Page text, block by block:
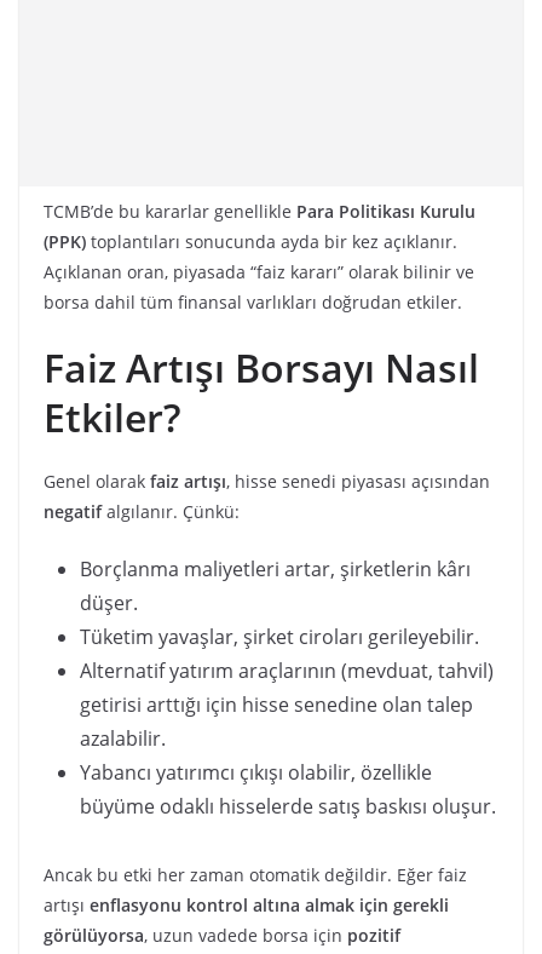
TCMB’de bu kararlar genellikle Para Politikası Kurulu
(PPK) toplantıları sonucunda ayda bir kez açıklanır.
Açıklanan oran, piyasada “faiz kararı” olarak bilinir ve
borsa dahil tüm finansal varlıkları doğrudan etkiler.
Faiz Artışı Borsayı Nasıl
Etkiler?
Genel olarak faiz artışı, hisse senedi piyasası açısından
negatifalgılanır. Çünkü:
Borçlanma maliyetleri artar, şirketlerin kârı
düşer.
Tüketim yavaşlar, şirket ciroları gerileyebilir.
Alternatif yatırım araçlarının (mevduat, tahvil)
getirisi arttığı için hisse senedine olan talep
azalabilir.
Yabancı yatırımcı çıkışı olabilir, özellikle
büyüme odaklı hisselerde satış baskısı oluşur.
Ancak bu etki her zaman otomatik değildir. Eğer faiz
artışı enflasyonu kontrol altına almak için gerekli
görülüyorsa, uzun vadede borsa için pozitif